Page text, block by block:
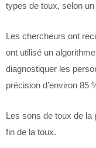
types de toux, selon un
Les chercheurs ont
ont utilisé un
diagnostiquer les
précision d’environ 85
Les sons de toux de la
fin de la toux.